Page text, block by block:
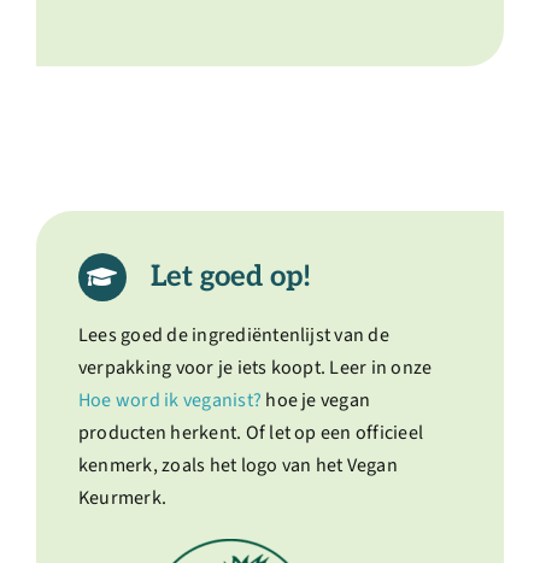
Let goed op!
Lees goed de ingrediëntenlijst van de
verpakking voor je iets koopt. Leer in onze
Hoe word ik veganist? hoe je vegan
producten herkent. Of let op een officieel
kenmerk, zoals het logo van het Vegan
Keurmerk.